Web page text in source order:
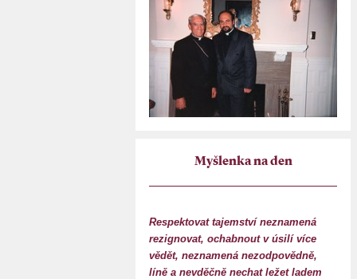
Myšlenka na den
Respektovat tajemství neznamená
rezignovat, ochabnout v úsilí více
vědět, neznamená nezodpovědně,
líně a nevděčně nechat ležet ladem